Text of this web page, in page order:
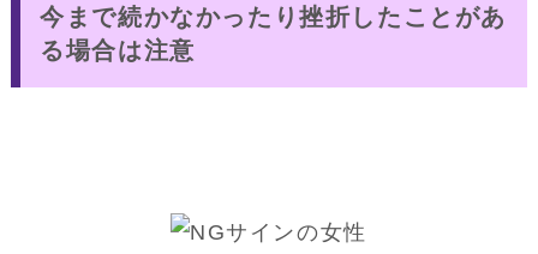
今まで続かなかったり挫折したことがあ
る場合は注意